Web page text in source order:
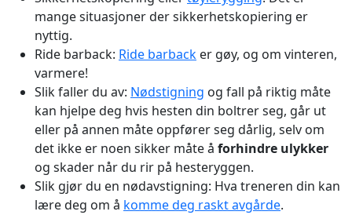
mange situasjoner der sikkerhetskopiering er
nyttig.
Ride barback: Ride barback er gøy, og om vinteren,
varmere!
Slik faller du av: Nødstigning og fall på riktig måte
kan hjelpe deg hvis hesten din boltrer seg, går ut
eller på annen måte oppfører seg dårlig, selv om
det ikke er noen sikker måte å forhindre ulykker
og skader når du rir på hesteryggen.
Slik gjør du en nødavstigning: Hva treneren din kan
lære deg om å komme deg raskt avgårde.